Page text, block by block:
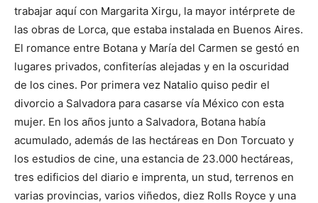
trabajar aquí con Margarita Xirgu, la mayor intérprete de
las obras de Lorca, que estaba instalada en Buenos Aires.
El romance entre Botana y María del Carmen se gestó en
lugares privados, confiterías alejadas y en la oscuridad
de los cines. Por primera vez Natalio quiso pedir el
divorcio a Salvadora para casarse vía México con esta
mujer. En los años junto a Salvadora, Botana había
acumulado, además de las hectáreas en Don Torcuato y
los estudios de cine, una estancia de 23.000 hectáreas,
tres edificios del diario e imprenta, un stud, terrenos en
varias provincias, varios viñedos, diez Rolls Royce y una